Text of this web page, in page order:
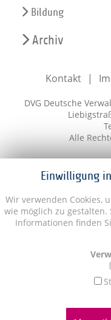
Einwilligung
Wir verwenden Cookies,
wie möglich zu gestalten.
Informationen finden
Bildung
Archiv
Kontakt
DVG Deutsche
Alle